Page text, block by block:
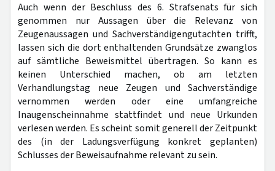
Auch wenn der Beschluss des 6. Strafsenats für sich
genommen nur Aussagen über die Relevanz von
Zeugenaussagen und Sachverständigengutachten trifft,
lassen sich die dort enthaltenden Grundsätze zwanglos
auf sämtliche Beweismittel übertragen. So kann es
keinen Unterschied machen, ob am letzten
Verhandlungstag neue Zeugen und Sachverständige
vernommen werden oder eine umfangreiche
Inaugenscheinnahme stattfindet und neue Urkunden
verlesen werden. Es scheint somit generell der Zeitpunkt
des (in der Ladungsverfügung konkret geplanten)
Schlusses der Beweisaufnahme relevant zu sein.